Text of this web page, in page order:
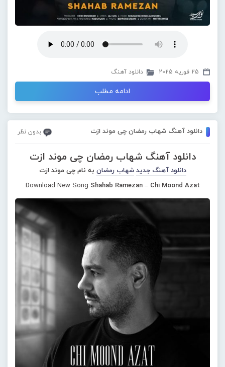
25 فوریه 2025 دانلود آهنگ
ادامه مطلب
دانلود آهنگ شهاب رمضان چی موند ازت بدون نظر
دانلود آهنگ شهاب رمضان چی موند ازت
دانلود آهنگ جدید شهاب رمضان به نام چی موند ازت
Download New Song Shahab Ramezan – Chi Moond Azat